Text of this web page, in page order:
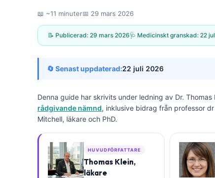
📖 ~11 minuter📅 29 mars 2026
📝 Publicerad: 29 mars 2026🩺 Medicinskt granskad: 22
🔄 Senast uppdaterad:22 juli 2026
Denna guide har skrivits under ledning av Dr. Thomas
rådgivande nämnd, inklusive bidrag från professor
Mitchell, läkare och PhD.
HUVUDFÖRFATTARE
Thomas Klein,
läkare